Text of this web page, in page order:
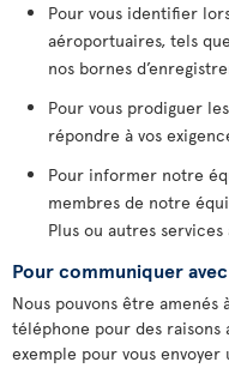
Pour vous identifier
aéroportuaires, tels
nos bornes
Pour vous prodiguer
répondre à vos
Pour informer notre
membres de notre
Plus ou autres services
Pour communiquer
Nous pouvons être
téléphone pour des
exemple pour vous